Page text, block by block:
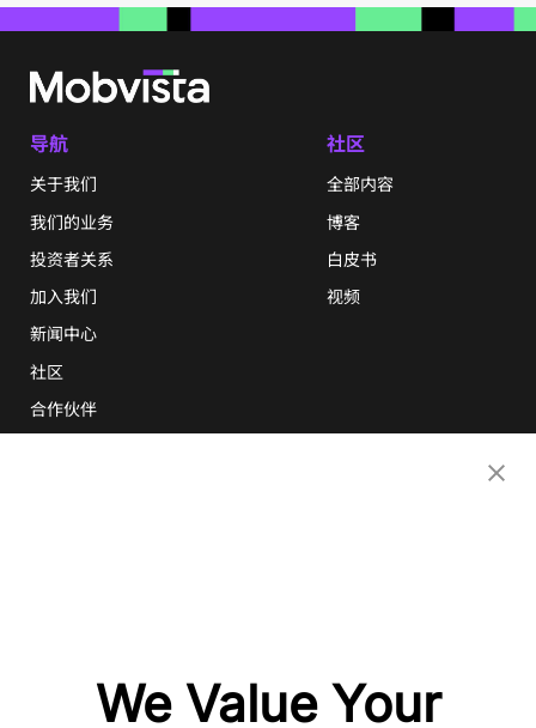
导航
关于我们
我们的业务
投资者关系
加入我们
新闻中心
社区
合作伙伴
社区
全部内容
博客
白皮书
视频
We Value Your